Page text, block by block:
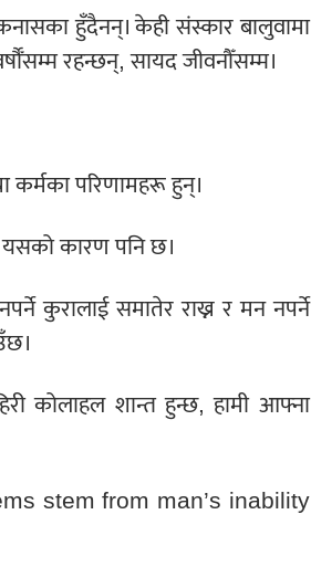
हुँदैनन्। केही संस्कार बालुवामा
रहन्छन्, सायद जीवनौँसम्म।
कर्मका परिणामहरू हुन्।
यसको कारण पनि छ।
कुरालाई समातेर राख्न र मन नपर्ने
कोलाहल शान्त हुन्छ, हामी आफ्ना
stem from man’s inability